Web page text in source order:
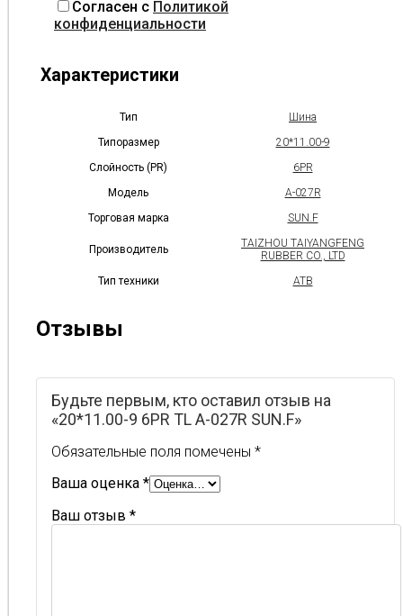
Согласен с Политикой
конфиденциальности
Характеристики
Тип
Шина
Типоразмер
20*11.00-9
Слойность (PR)
6PR
Модель
A-027R
Торговая марка
SUN.F
Производитель
TAIZHOU TAIYANGFENG
RUBBER CO., LTD
Тип техники
АТВ
Отзывы
Будьте первым, кто оставил отзыв на
«20*11.00-9 6PR TL A-027R SUN.F»
Обязательные поля помечены *
Ваша оценка *
Ваш отзыв *